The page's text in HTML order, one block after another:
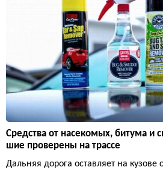
Средства от насекомых, битума и
шие проверены на трассе
Дальняя дорога оставляет на